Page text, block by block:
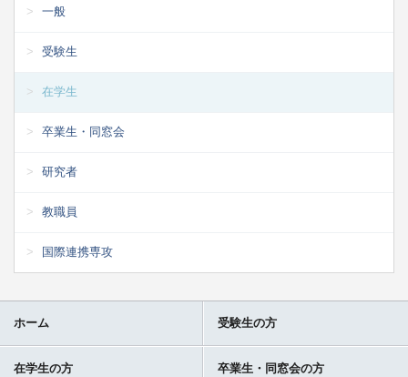
一般
受験生
在学生
卒業生・同窓会
研究者
教職員
国際連携専攻
ホーム 受験生の方
在学生の方 卒業生・同窓会の方